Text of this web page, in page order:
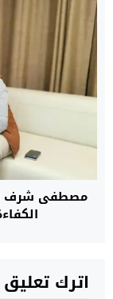
مصطفى شرف
اترك تعليق